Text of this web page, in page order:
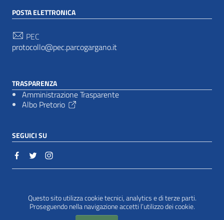
Questo sito utilizza cookie tecnici, analytics e di terze parti.
Proseguendo nella navigazione accetti l’utilizzo dei cookie.
POSTA ELETTRONICA
PEC
protocollo@pec.parcogargano.it
TRASPARENZA
Amministrazione Trasparente
Albo Pretorio
SEGUICI SU